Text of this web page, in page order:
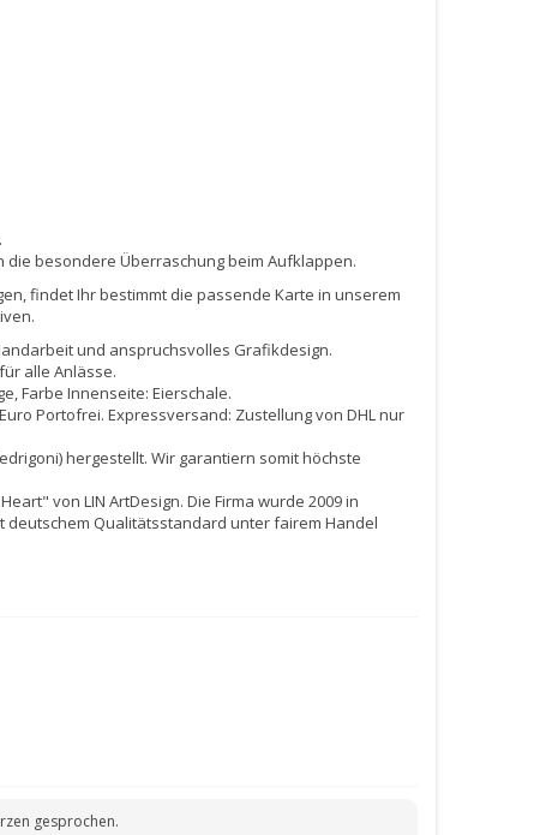
besondere Überraschung beim Aufklappen.
findet Ihr bestimmt die passende Karte in unserem
und anspruchsvolles Grafikdesign.
alle Anlässe.
Farbe Innenseite: Eierschale.
Portofrei. Expressversand: Zustellung von DHL nur
hergestellt. Wir garantiern somit höchste
von LIN ArtDesign. Die Firma wurde 2009 in
deutschem Qualitätsstandard unter fairem Handel
gesprochen.